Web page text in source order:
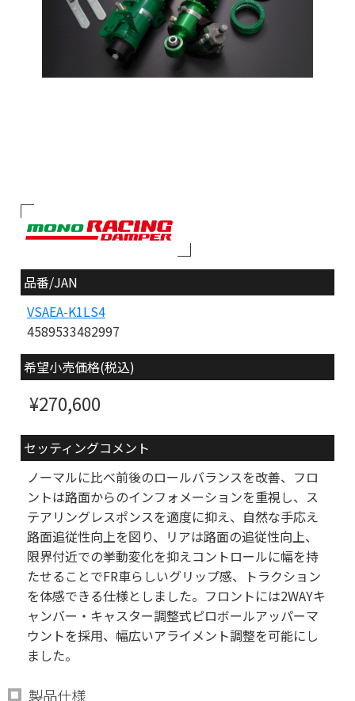
品番/JAN
VSAEA-K1LS4
4589533482997
希望小売価格(税込)
¥270,600
セッティングコメント
ノーマルに比べ前後のロールバランスを改善、フロ
ントは路面からのインフォメーションを重視し、ス
テアリングレスポンスを適度に抑え、自然な手応え
路面追従性向上を図り、リアは路面の追従性向上、
限界付近での挙動変化を抑えコントロールに幅を持
たせることでFR車らしいグリップ感、トラクション
を体感できる仕様としました。フロントには2WAYキ
ャンバー・キャスター調整式ピロボールアッパーマ
ウントを採用、幅広いアライメント調整を可能にし
ました。
製品仕様